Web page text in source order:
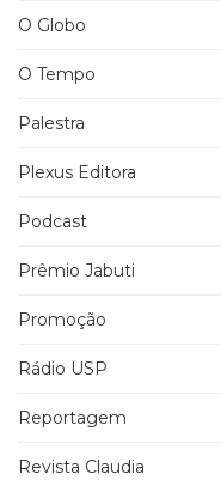
O Globo
O Tempo
Palestra
Plexus Editora
Podcast
Prêmio Jabuti
Promoção
Rádio USP
Reportagem
Revista Claudia